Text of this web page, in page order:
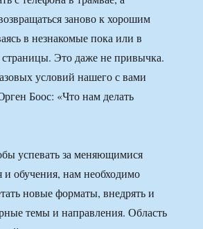
заново к хорошим
в незнакомые пока или в
Это даже не привычка.
условий нашего с вами
Боос: «Что нам делать
успевать за меняющимися
и обучения, нам необходимо
новые форматы, внедрять и
темы и направления. Область